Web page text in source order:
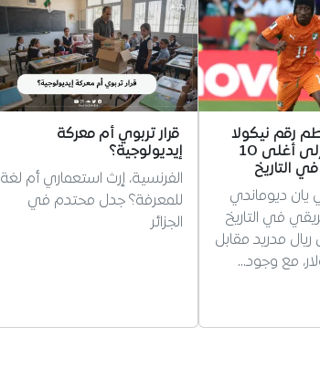
رقم نيكولا
بيبي.. تعرف إلى أغلى 10
التاريخ
يان ديوماندي
في التاريخ
ريال مدريد مقابل
قرار تربوي أم معركة
إيديولوجية؟
الفرنسية، إرث استعماري أم لغة
للمعرفة؟ جدل محتدم في
الجزائر